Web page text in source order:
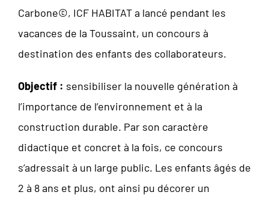
Carbone©, ICF HABITAT a lancé pendant les
vacances de la Toussaint, un concours à
destination des enfants des collaborateurs.
Objectif : sensibiliser la nouvelle génération à
l’importance de l’environnement et à la
construction durable. Par son caractère
didactique et concret à la fois, ce concours
s’adressait à un large public. Les enfants âgés de
2 à 8 ans et plus, ont ainsi pu décorer un